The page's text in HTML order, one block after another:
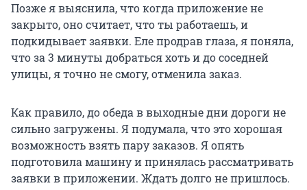
Позже я выяснила, что когда приложение не
закрыто, оно считает, что ты работаешь, и
подкидывает заявки. Еле продрав глаза, я поняла,
что за 3 минуты добраться хоть и до соседней
улицы, я точно не смогу, отменила заказ.
Как правило, до обеда в выходные дни дороги не
сильно загружены. Я подумала, что это хорошая
возможность взять пару заказов. Я опять
подготовила машину и принялась рассматривать
заявки в приложении. Ждать долго не пришлось.